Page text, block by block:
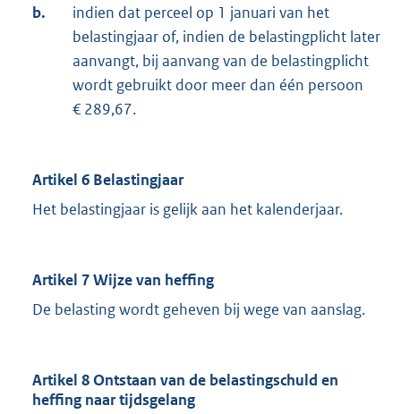
b.
indien dat perceel op 1 januari van het
belastingjaar of, indien de belastingplicht later
aanvangt, bij aanvang van de belastingplicht
wordt gebruikt door meer dan één persoon
€ 289,67.
Artikel 6 Belastingjaar
Het belastingjaar is gelijk aan het kalenderjaar.
Artikel 7 Wijze van heffing
De belasting wordt geheven bij wege van aanslag.
Artikel 8 Ontstaan van de belastingschuld en
heffing naar tijdsgelang